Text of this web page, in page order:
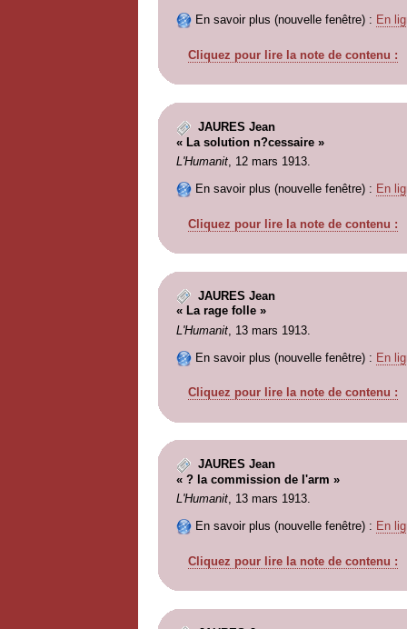
En savoir plus (nouvelle fenêtre) : En
Cliquez pour lire la note de contenu :
JAURES Jean
« La solution n?cessaire »
L'Humanit, 12 mars 1913.
En savoir plus (nouvelle fenêtre) : En
Cliquez pour lire la note de contenu :
JAURES Jean
« La rage folle »
L'Humanit, 13 mars 1913.
En savoir plus (nouvelle fenêtre) : En
Cliquez pour lire la note de contenu :
JAURES Jean
« ? la commission de l'arm »
L'Humanit, 13 mars 1913.
En savoir plus (nouvelle fenêtre) : En
Cliquez pour lire la note de contenu :